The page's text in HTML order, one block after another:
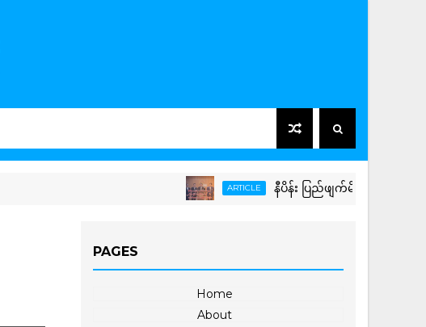
ARTICLE နီပိန်း ပြည်ဖျက်မိစ္ဆာတွေရဲ့ ဘက်တော်
PAGES
Home
About